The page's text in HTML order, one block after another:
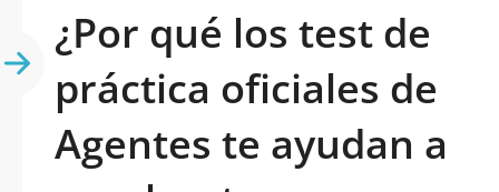
¿Por qué los test de
práctica oficiales de
Agentes te ayudan a